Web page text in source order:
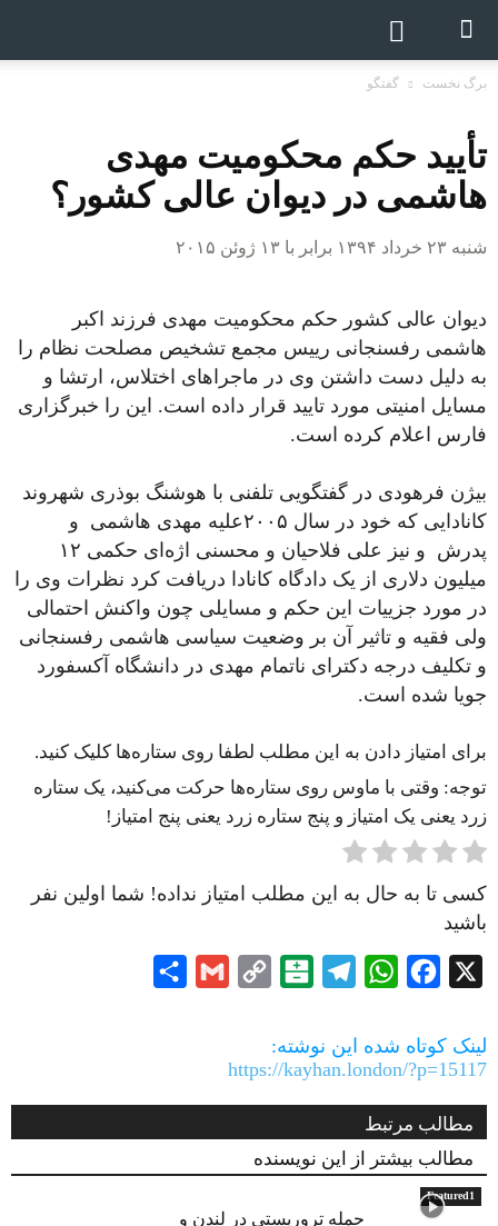
برگ نخست گفتگو
تأیید حکم محکومیت مهدی
هاشمی در دیوان عالی کشور؟
شنبه ۲۳ خرداد ۱۳۹۴ برابر با ۱۳ ژوئن ۲۰۱۵
دیوان‌ عالی کشور حکم محکومیت مهدی فرزند اکبر
هاشمی رفسنجانی رییس مجمع تشخیص مصلحت نظام را
به دلیل دست داشتن وی در ماجراهای اختلاس، ارتشا و
مسایل امنیتی مورد تایید قرار داده است. این را خبرگزاری
فارس اعلام کرده است.
بیژن فرهودی در گفتگویی تلفنی با هوشنگ بوذری شهروند
کانادایی که خود در سال ۲۰۰۵علیه مهدی هاشمی و
پدرش و نیز علی فلاحیان و محسنی اژه‌ای حکمی ۱۲
میلیون دلاری از یک دادگاه کانادا دریافت کرد نظرات وی را
در مورد جزییات این حکم و مسایلی چون واکنش احتمالی
ولی فقیه و تاثیر آن بر وضعیت سیاسی هاشمی رفسنجانی
و تکلیف درجه دکترای ناتمام مهدی در دانشگاه آکسفورد
جویا شده است.
برای امتیاز دادن به این مطلب لطفا روی ستاره‌ها کلیک کنید.
توجه: وقتی با ماوس روی ستاره‌ها حرکت می‌کنید، یک ستاره
زرد یعنی یک امتیاز و پنج ستاره زرد یعنی پنج امتیاز!
کسی تا به حال به این مطلب امتیاز نداده! شما اولین نفر
باشید
X
Facebook
WhatsApp
Telegram
Balatarin
Copy
Gmail
لینک کوتاه شده این نوشته:
https://kayhan.london/?p=15117
مطالب مرتبط
مطالب بیشتر از این نویسنده
Featured1
حمله تروریستی در لندن و